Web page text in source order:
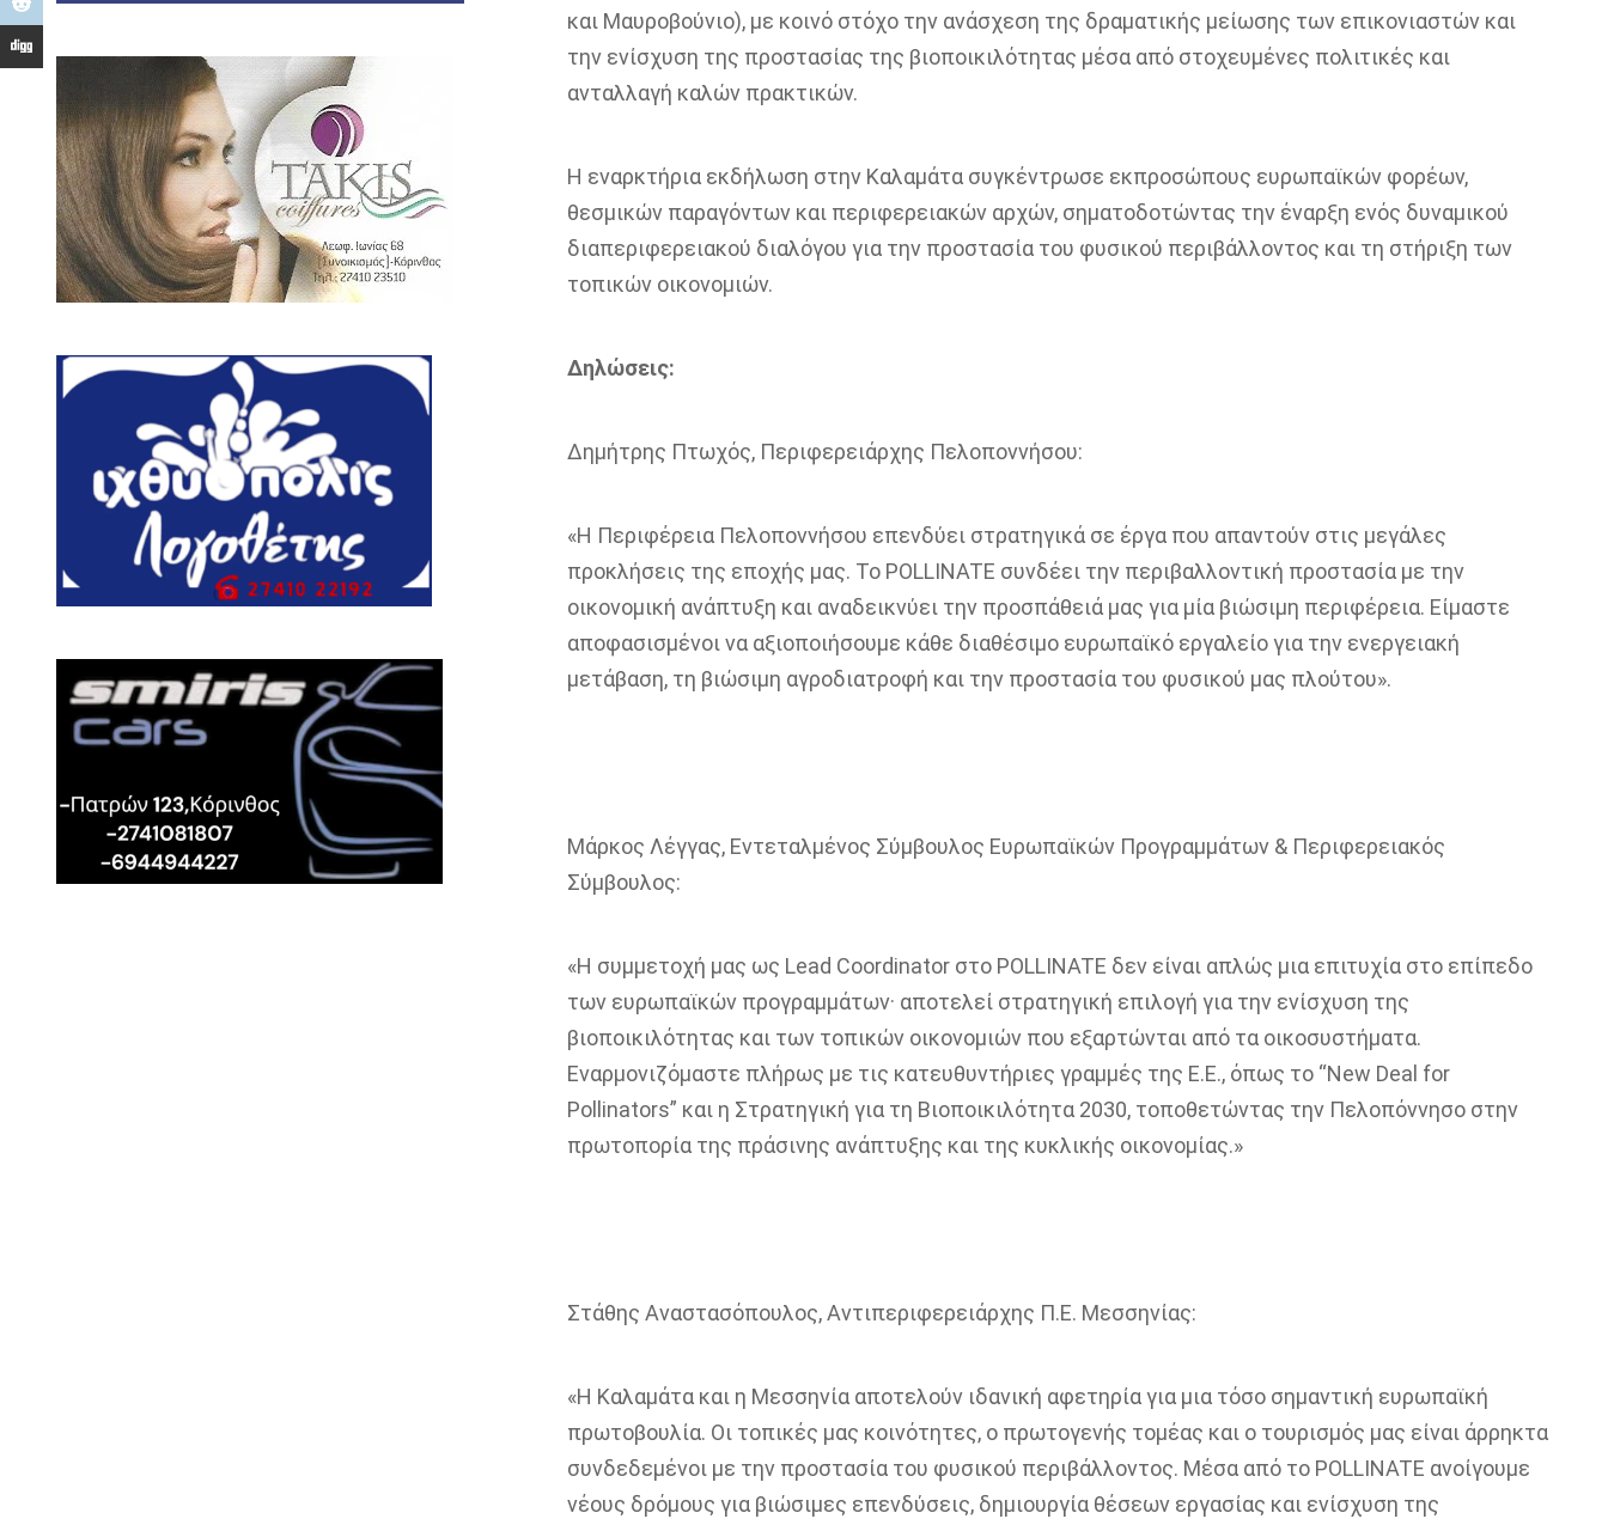
και Μαυροβούνιο), με κοινό στόχο την ανάσχεση της δραματικής μείωσης των επικονιαστών και
την ενίσχυση της προστασίας της βιοποικιλότητας μέσα από στοχευμένες πολιτικές και
ανταλλαγή καλών πρακτικών.
Η εναρκτήρια εκδήλωση στην Καλαμάτα συγκέντρωσε εκπροσώπους ευρωπαϊκών φορέων,
θεσμικών παραγόντων και περιφερειακών αρχών, σηματοδοτώντας την έναρξη ενός δυναμικού
διαπεριφερειακού διαλόγου για την προστασία του φυσικού περιβάλλοντος και τη στήριξη των
τοπικών οικονομιών.
Δηλώσεις:
Δημήτρης Πτωχός, Περιφερειάρχης Πελοποννήσου:
«Η Περιφέρεια Πελοποννήσου επενδύει στρατηγικά σε έργα που απαντούν στις μεγάλες
προκλήσεις της εποχής μας. Το POLLINATE συνδέει την περιβαλλοντική προστασία με την
οικονομική ανάπτυξη και αναδεικνύει την προσπάθειά μας για μία βιώσιμη περιφέρεια. Είμαστε
αποφασισμένοι να αξιοποιήσουμε κάθε διαθέσιμο ευρωπαϊκό εργαλείο για την ενεργειακή
μετάβαση, τη βιώσιμη αγροδιατροφή και την προστασία του φυσικού μας πλούτου».
Μάρκος Λέγγας, Εντεταλμένος Σύμβουλος Ευρωπαϊκών Προγραμμάτων & Περιφερειακός
Σύμβουλος:
«Η συμμετοχή μας ως Lead Coordinator στο POLLINATE δεν είναι απλώς μια επιτυχία στο επίπεδο
των ευρωπαϊκών προγραμμάτων· αποτελεί στρατηγική επιλογή για την ενίσχυση της
βιοποικιλότητας και των τοπικών οικονομιών που εξαρτώνται από τα οικοσυστήματα.
Εναρμονιζόμαστε πλήρως με τις κατευθυντήριες γραμμές της Ε.Ε., όπως το “New Deal for
Pollinators” και η Στρατηγική για τη Βιοποικιλότητα 2030, τοποθετώντας την Πελοπόννησο στην
πρωτοπορία της πράσινης ανάπτυξης και της κυκλικής οικονομίας.»
Στάθης Αναστασόπουλος, Αντιπεριφερειάρχης Π.Ε. Μεσσηνίας:
«Η Καλαμάτα και η Μεσσηνία αποτελούν ιδανική αφετηρία για μια τόσο σημαντική ευρωπαϊκή
πρωτοβουλία. Οι τοπικές μας κοινότητες, ο πρωτογενής τομέας και ο τουρισμός μας είναι άρρηκτα
συνδεδεμένοι με την προστασία του φυσικού περιβάλλοντος. Μέσα από το POLLINATE ανοίγουμε
νέους δρόμους για βιώσιμες επενδύσεις, δημιουργία θέσεων εργασίας και ενίσχυση της